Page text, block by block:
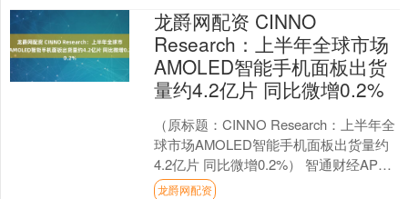
龙爵网配资 CINNO
Research：上半年全球市场
AMOLED智能手机面板出货
量约4.2亿片 同比微增0.2%
（原标题：CINNO Research：上半年全
球市场AMOLED智能手机面板出货量约
4.2亿片 同比微增0.2%） 智通财经APP
获悉，根据CINNO Res....
龙爵网配资